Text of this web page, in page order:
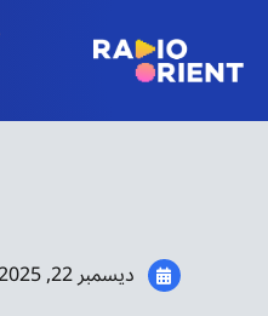
content
ديسمبر 22, 2025